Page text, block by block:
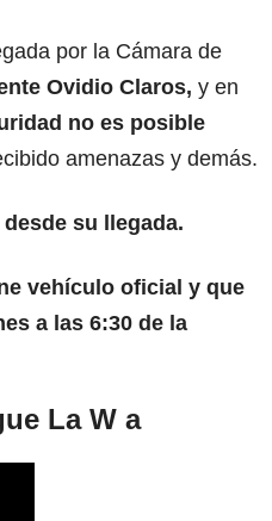
por la Cámara de
Ovidio Claros, y en
no es posible
amenazas y demás.
desde su llegada.
vehículo oficial y que
a las 6:30 de la
La W a